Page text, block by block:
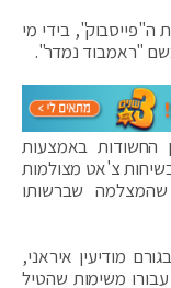
בידי מי
"ראמבוד נמדר".
החשודות באמצעות
צ'אט מצולמות
שברשותו
מודיעין איראני,
משימות שהטיל